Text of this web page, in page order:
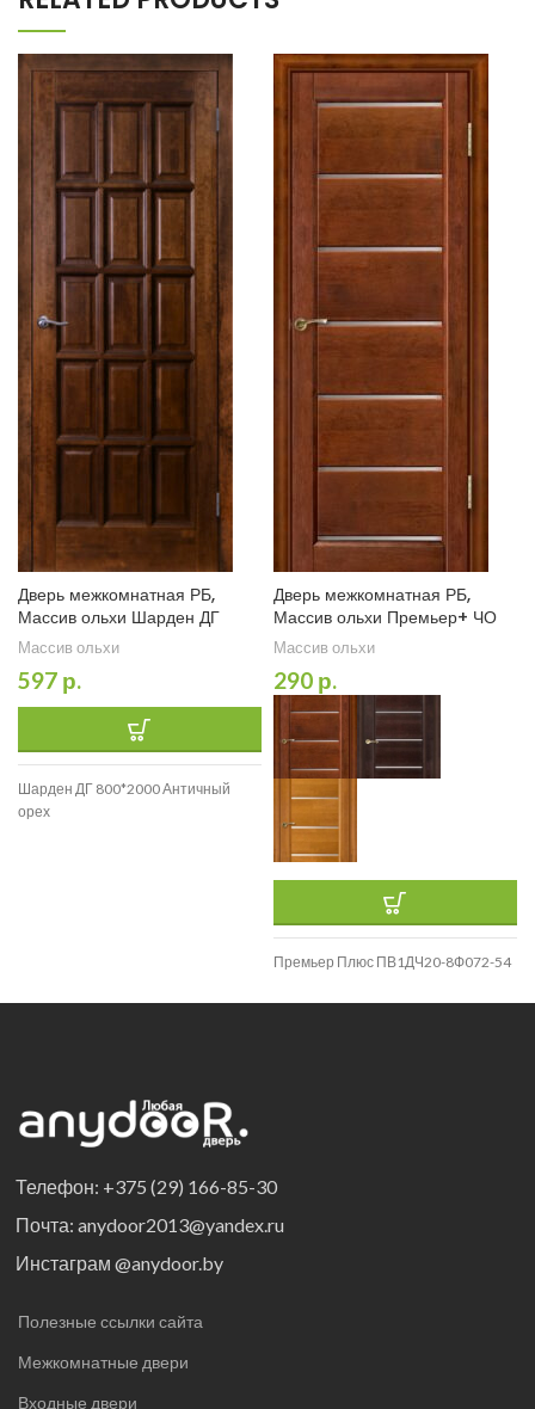
Дверь межкомнатная РБ,
Массив ольхи Шарден ДГ
Массив ольхи
597 р.
Шарден ДГ 800*2000 Античный
орех
Дверь межкомнатная РБ,
Массив ольхи Премьер+ ЧО
Массив ольхи
290 р.
Премьер Плюс ПВ1ДЧ20-8Ф072-54
Телефон: +375 (29) 166-85-30
Почта: anydoor2013@yandex.ru
Инстаграм @anydoor.by
Полезные ссылки сайта
Межкомнатные двери
Входные двери